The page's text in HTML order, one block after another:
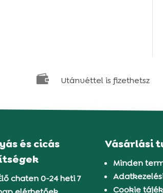
 Utánvéttel is fizethetsz
és cicás
chaten 0-24 heti 7
Vásárlási
Minden
Cookie